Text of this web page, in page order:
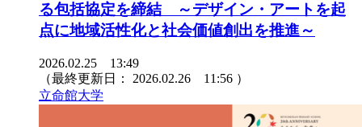
る包括協定を締結 ～デザイン・アートを起
点に地域活性化と社会価値創出を推進～
2026.02.25 13:49
（最終更新日： 2026.02.26 11:56 ）
立命館大学